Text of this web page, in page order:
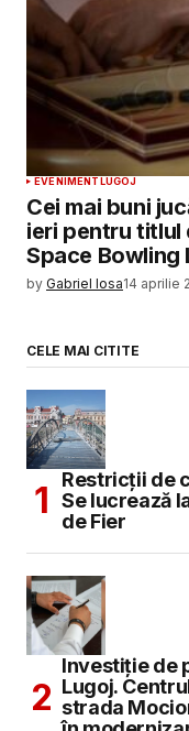
EVENIMENTLUGOJ
Cei mai buni
ieri pentru titlul
Space Bowling
by Gabriel Iosa14 aprilie
CELE MAI CITITE
Restricții de
Se lucrează
de Fier
Investiție de
Lugoj.
strada